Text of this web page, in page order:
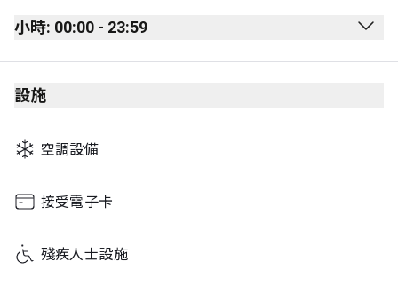
小時: 00:00 - 23:59
Monday 00:00 - 23:59
Tuesday
Thursday
Friday
Sunday
設施
空調設備
接受電子卡
殘疾人士設施